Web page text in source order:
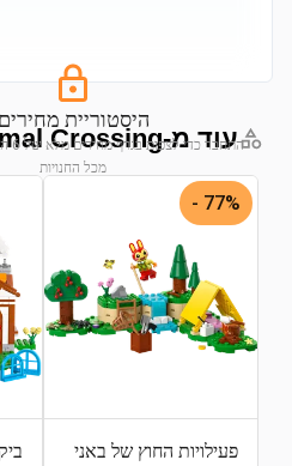
היסטוריית מחירים
מכל החנויות
עוד מ-Animal Crossing
77% -
פעילויות החוץ של באני